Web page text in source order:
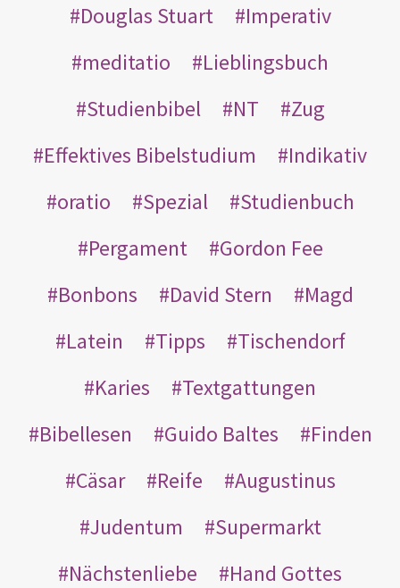
Douglas Stuart
Imperativ
meditatio
Lieblingsbuch
Studienbibel
NT
Zug
Effektives Bibelstudium
Indikativ
oratio
Spezial
Studienbuch
Pergament
Gordon Fee
Bonbons
David Stern
Magd
Latein
Tipps
Tischendorf
Karies
Textgattungen
Bibellesen
Guido Baltes
Finden
Cäsar
Reife
Augustinus
Judentum
Supermarkt
Nächstenliebe
Hand Gottes